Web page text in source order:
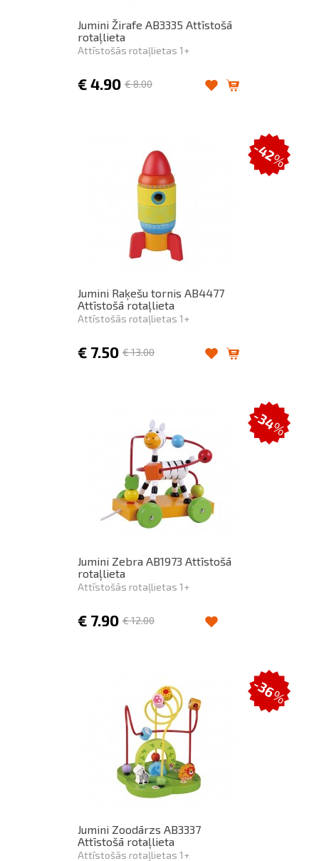
Jumini Žirafe AB3335 Attīstošā
rotaļlieta
Attīstošās rotaļlietas 1+
€ 4.90 €8.00
Jumini Raķešu tornis AB4477
Attīstošā rotaļlieta
Attīstošās rotaļlietas 1+
€ 7.50 €13.00
-42%
Jumini Zebra AB1973 Attīstošā
rotaļlieta
Attīstošās rotaļlietas 1+
€ 7.90 €12.00
-34%
Jumini Zoodārzs AB3337
Attīstošā rotaļlieta
Attīstošās rotaļlietas 1+
-36%